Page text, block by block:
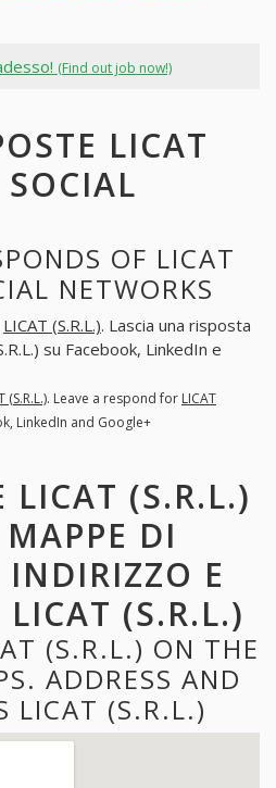
(Find out job now!)
LICAT
OF LICAT
NETWORKS
LICAT (S.R.L.). Lascia una risposta
su Facebook, LinkedIn e
(S.R.L.). Leave a respond for LICAT
LinkedIn and Google+
LICAT (S.R.L.)
DI
INDIRIZZO E
(S.R.L.)
(S.R.L.) ON THE
ADDRESS AND
LICAT (S.R.L.)